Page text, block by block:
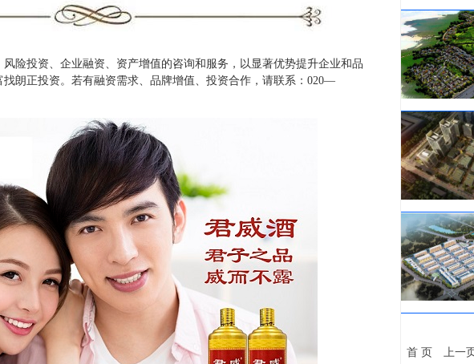
险投资、企业融资、资产增值的咨询和服务，以显著优势提升企业和品
朗正投资。若有融资需求、品牌增值、投资合作，请联系：020—
首 页 上一